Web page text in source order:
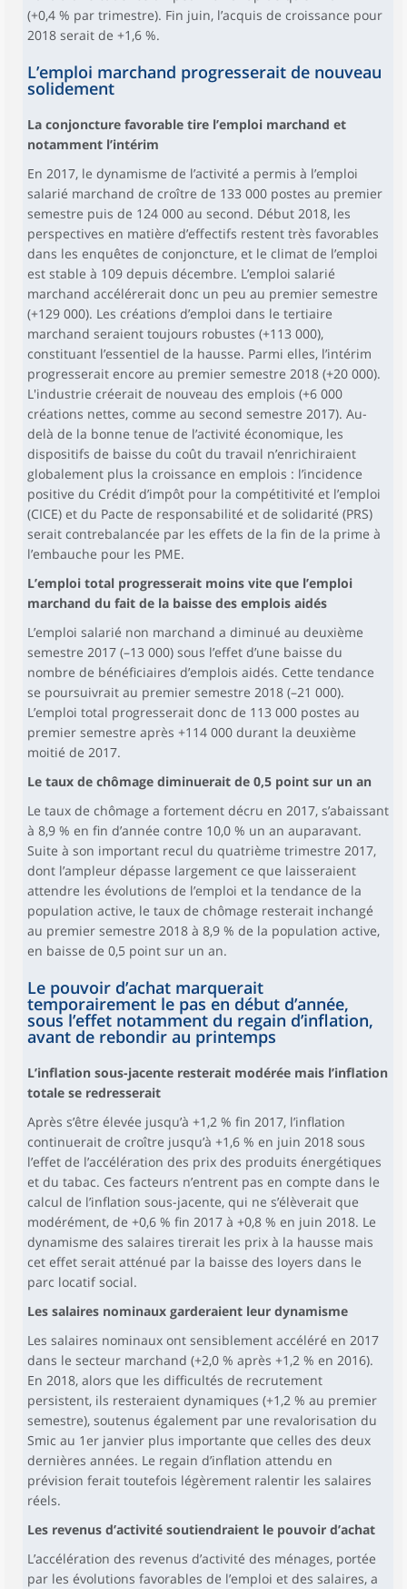
(+0,4 % par trimestre). Fin juin, l’acquis de croissance pour
2018 serait de +1,6 %.
L’emploi marchand progresserait de nouveau
solidement
La conjoncture favorable tire l’emploi marchand et
notamment l’intérim
En 2017, le dynamisme de l’activité a permis à l’emploi
salarié marchand de croître de 133 000 postes au premier
semestre puis de 124 000 au second. Début 2018, les
perspectives en matière d’effectifs restent très favorables
dans les enquêtes de conjoncture, et le climat de l’emploi
est stable à 109 depuis décembre. L’emploi salarié
marchand accélérerait donc un peu au premier semestre
(+129 000). Les créations d’emploi dans le tertiaire
marchand seraient toujours robustes (+113 000),
constituant l’essentiel de la hausse. Parmi elles, l’intérim
progresserait encore au premier semestre 2018 (+20 000).
L'industrie créerait de nouveau des emplois (+6 000
créations nettes, comme au second semestre 2017). Au-
delà de la bonne tenue de l’activité économique, les
dispositifs de baisse du coût du travail n’enrichiraient
globalement plus la croissance en emplois : l’incidence
positive du Crédit d’impôt pour la compétitivité et l’emploi
(CICE) et du Pacte de responsabilité et de solidarité (PRS)
serait contrebalancée par les effets de la fin de la prime à
l’embauche pour les PME.
L’emploi total progresserait moins vite que l’emploi
marchand du fait de la baisse des emplois aidés
L’emploi salarié non marchand a diminué au deuxième
semestre 2017 (–13 000) sous l’effet d’une baisse du
nombre de bénéficiaires d’emplois aidés. Cette tendance
se poursuivrait au premier semestre 2018 (–21 000).
L’emploi total progresserait donc de 113 000 postes au
premier semestre après +114 000 durant la deuxième
moitié de 2017.
Le taux de chômage diminuerait de 0,5 point sur un an
Le taux de chômage a fortement décru en 2017, s’abaissant
à 8,9 % en fin d’année contre 10,0 % un an auparavant.
Suite à son important recul du quatrième trimestre 2017,
dont l’ampleur dépasse largement ce que laisseraient
attendre les évolutions de l’emploi et la tendance de la
population active, le taux de chômage resterait inchangé
au premier semestre 2018 à 8,9 % de la population active,
en baisse de 0,5 point sur un an.
Le pouvoir d’achat marquerait
temporairement le pas en début d’année,
sous l’effet notamment du regain d’inflation,
avant de rebondir au printemps
L’inflation sous-jacente resterait modérée mais l’inflation
totale se redresserait
Après s’être élevée jusqu’à +1,2 % fin 2017, l’inflation
continuerait de croître jusqu’à +1,6 % en juin 2018 sous
l’effet de l’accélération des prix des produits énergétiques
et du tabac. Ces facteurs n’entrent pas en compte dans le
calcul de l’inflation sous-jacente, qui ne s’élèverait que
modérément, de +0,6 % fin 2017 à +0,8 % en juin 2018. Le
dynamisme des salaires tirerait les prix à la hausse mais
cet effet serait atténué par la baisse des loyers dans le
parc locatif social.
Les salaires nominaux garderaient leur dynamisme
Les salaires nominaux ont sensiblement accéléré en 2017
dans le secteur marchand (+2,0 % après +1,2 % en 2016).
En 2018, alors que les difficultés de recrutement
persistent, ils resteraient dynamiques (+1,2 % au premier
semestre), soutenus également par une revalorisation du
Smic au 1er janvier plus importante que celles des deux
dernières années. Le regain d’inflation attendu en
prévision ferait toutefois légèrement ralentir les salaires
réels.
Les revenus d’activité soutiendraient le pouvoir d’achat
L’accélération des revenus d’activité des ménages, portée
par les évolutions favorables de l’emploi et des salaires, a